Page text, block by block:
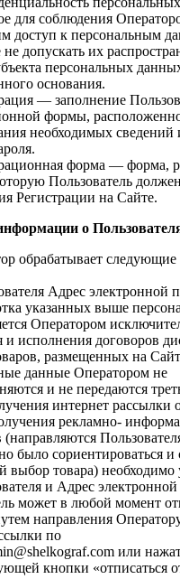
для соблюдения
доступ к персональным
не допускать их
персональных
основания.
— заполнение
формы,
необходимых сведений
форма — форма,
Пользователь
Регистрации на Сайте.
о
обрабатывает
Адрес электронной
указанных выше
Оператором
и исполнения договоров
размещенных на
данные Оператором не
и непередаются
интернет рассылки
рекламно-
(направляются
былосориентироваться и
выбор товара) необходимо
и Адрес
может в любой момент
направления
по
или
кнопки «отписаться